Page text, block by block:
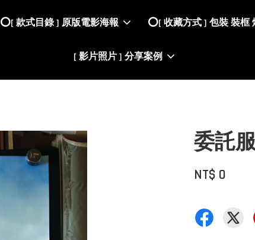
⭕️[ 款式目錄 ] 原版電影海報 ⭕️[ 收藏方式 ] 包裝 裝框
[ 影片照片 ] 分享案例
委託
NT$ 0